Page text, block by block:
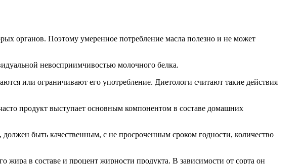
органов. Поэтому умеренное потребление масла полезно и не может
невосприимчивостью молочного белка.
или ограничивают его употребление. Диетологи считают такие действия
продукт выступает основным компонентом в составе домашних
быть качественным, с не просроченным сроком годности, количество
жира в составе и процент жирности продукта. В зависимости от сорта он